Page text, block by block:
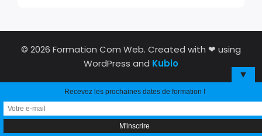
© 2026 Formation Com Web. Created with ❤ using
WordPress and Kubio
▼
Recevez les prochaines dates de formation !